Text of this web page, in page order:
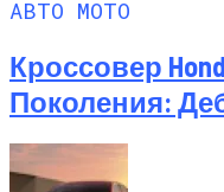
АВТО МОТО
Кроссовер
Поколения: